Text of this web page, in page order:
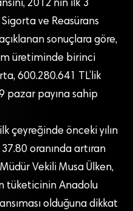
2012’nin ilk 3
ve Reasürans
sonuçlara göre,
üretiminde birinci
600.280.641 TL’lik
pazar payına sahip
çeyreğinde önceki yılın
oranında artıran
Vekili Musa Ülken,
tüketicinin Anadolu
olduğuna dikkat